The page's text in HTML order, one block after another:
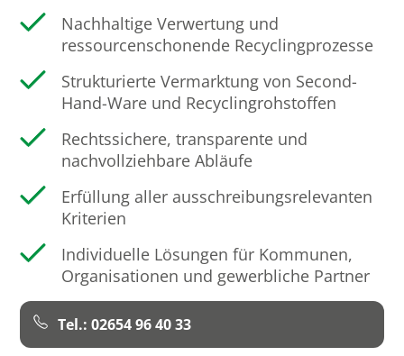
Nachhaltige Verwertung und
ressourcenschonende Recyclingprozesse
Strukturierte Vermarktung von Second-
Hand-Ware und Recyclingrohstoffen
Rechtssichere, transparente und
nachvollziehbare Abläufe
Erfüllung aller ausschreibungsrelevanten
Kriterien
Individuelle Lösungen für Kommunen,
Organisationen und gewerbliche Partner
Tel.: 02654 96 40 33